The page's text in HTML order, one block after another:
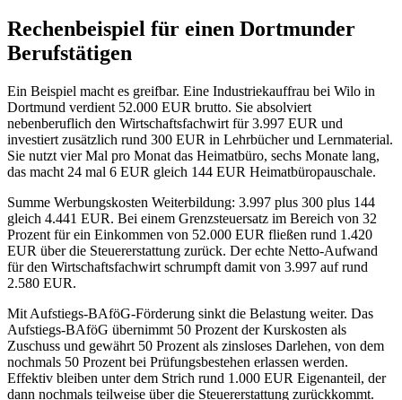
Rechenbeispiel für einen Dortmunder
Berufstätigen
Ein Beispiel macht es greifbar. Eine Industriekauffrau bei Wilo in
Dortmund verdient 52.000 EUR brutto. Sie absolviert
nebenberuflich den Wirtschaftsfachwirt für 3.997 EUR und
investiert zusätzlich rund 300 EUR in Lehrbücher und Lernmaterial.
Sie nutzt vier Mal pro Monat das Heimatbüro, sechs Monate lang,
das macht 24 mal 6 EUR gleich 144 EUR Heimatbüropauschale.
Summe Werbungskosten Weiterbildung: 3.997 plus 300 plus 144
gleich 4.441 EUR. Bei einem Grenzsteuersatz im Bereich von 32
Prozent für ein Einkommen von 52.000 EUR fließen rund 1.420
EUR über die Steuererstattung zurück. Der echte Netto-Aufwand
für den Wirtschaftsfachwirt schrumpft damit von 3.997 auf rund
2.580 EUR.
Mit Aufstiegs-BAföG-Förderung sinkt die Belastung weiter. Das
Aufstiegs-BAföG übernimmt 50 Prozent der Kurskosten als
Zuschuss und gewährt 50 Prozent als zinsloses Darlehen, von dem
nochmals 50 Prozent bei Prüfungsbestehen erlassen werden.
Effektiv bleiben unter dem Strich rund 1.000 EUR Eigenanteil, der
dann nochmals teilweise über die Steuererstattung zurückkommt.